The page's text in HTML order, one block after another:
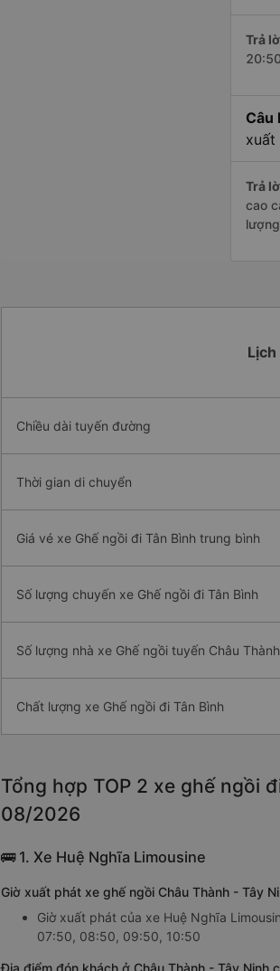
Trả
Câu
xuất
Trả
cao
Chiều dài tuyến đường
Thời gian di chuyển
Giá vé xe Ghế ngồi đi Tân Bình trung bình
Số lượng chuyến xe Ghế ngồi đi Tân Bình
Số lượng nhà xe Ghế ngồi tuyến Châu
Chất lượng xe Ghế ngồi đi Tân Bình
Tổng hợp TOP 2 xe ghế ngồi
08/2026
🚌 1. Xe Huệ Nghĩa Limousine
Giờ xuất phát xe ghế ngồi Châu Thành - Tây
Giờ xuất phát của xe Huệ Nghĩa
07:50, 08:50, 09:50, 10:50